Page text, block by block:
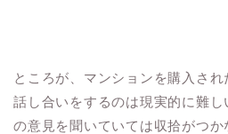
ところが、マンションを購入さ
話し合いをするのは現実的に難
の意見を聞いていては収拾がつか